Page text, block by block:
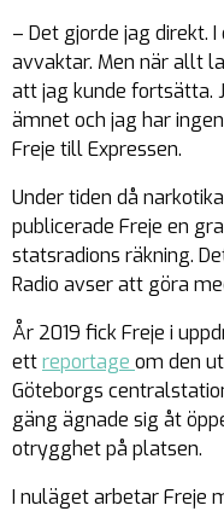
– Det gjorde jag direkt.
avvaktar. Men när allt
att jag kunde fortsätta.
ämnet och jag har
Freje till Expressen.
Under tiden då
publicerade Freje en
statsradions räkning.
Radio avser att göra
År 2019 fick Freje i
ettreportage om den
Göteborgs
gäng ägnade sig åt
otrygghet på platsen.
I nuläget arbetar Freje